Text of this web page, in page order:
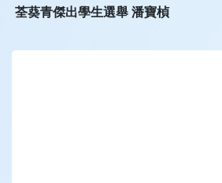
荃葵青傑出學生選舉 潘寶楨